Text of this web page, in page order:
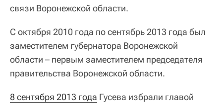
связи Воронежской области.
С октября 2010 года по сентябрь 2013 года был
заместителем губернатора Воронежской
области – первым заместителем председателя
правительства Воронежской области.
8 сентября 2013 года Гусева избрали главой